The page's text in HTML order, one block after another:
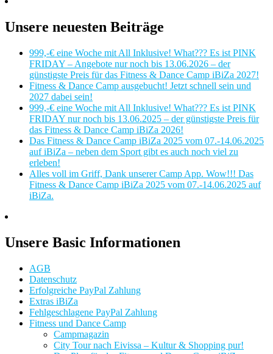
Unsere neuesten Beiträge
999,-€ eine Woche mit All Inklusive! What??? Es ist PINK
FRIDAY – Angebote nur noch bis 13.06.2026 – der
günstigste Preis für das Fitness & Dance Camp iBiZa 2027!
Fitness & Dance Camp ausgebucht! Jetzt schnell sein und
2027 dabei sein!
999,-€ eine Woche mit All Inklusive! What??? Es ist PINK
FRIDAY nur noch bis 13.06.2025 – der günstigste Preis für
das Fitness & Dance Camp iBiZa 2026!
Das Fitness & Dance Camp iBiZa 2025 vom 07.-14.06.2025
auf iBiZa – neben dem Sport gibt es auch noch viel zu
erleben!
Alles voll im Griff, Dank unserer Camp App. Wow!!! Das
Fitness & Dance Camp iBiZa 2025 vom 07.-14.06.2025 auf
iBiZa.
Unsere Basic Informationen
AGB
Datenschutz
Erfolgreiche PayPal Zahlung
Extras iBiZa
Fehlgeschlagene PayPal Zahlung
Fitness und Dance Camp
Campmagazin
City Tour nach Eivissa – Kultur & Shopping pur!